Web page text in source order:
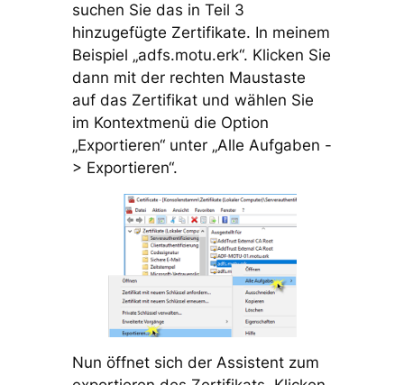
suchen Sie das in Teil 3
hinzugefügte Zertifikate. In meinem
Beispiel „adfs.motu.erk“. Klicken Sie
dann mit der rechten Maustaste
auf das Zertifikat und wählen Sie
im Kontextmenü die Option
„Exportieren“ unter „Alle Aufgaben -
> Exportieren“.
Nun öffnet sich der Assistent zum